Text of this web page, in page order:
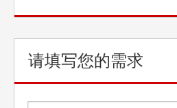
请填写您的需求